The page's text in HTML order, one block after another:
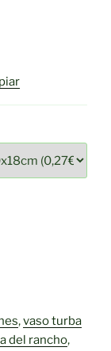
,vaso turba
del rancho,